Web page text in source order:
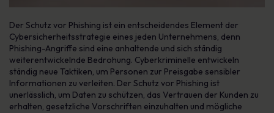
Der Schutz vor Phishing ist ein entscheidendes Element der
Cybersicherheitsstrategie eines jeden Unternehmens, denn
Phishing-Angriffe sind eine anhaltende und sich ständig
weiterentwickelnde Bedrohung. Cyberkriminelle entwickeln
ständig neue Taktiken, um Personen zur Preisgabe sensibler
Informationen zu verleiten. Der Schutz vor Phishing ist
unerlässlich, um Daten zu schützen, das Vertrauen der Kunden zu
erhalten, gesetzliche Vorschriften einzuhalten und mögliche